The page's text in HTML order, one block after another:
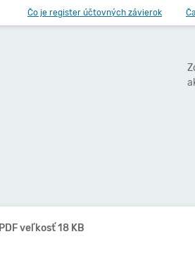
Čo je register účtovných závierok
PDF veľkosť 18 KB